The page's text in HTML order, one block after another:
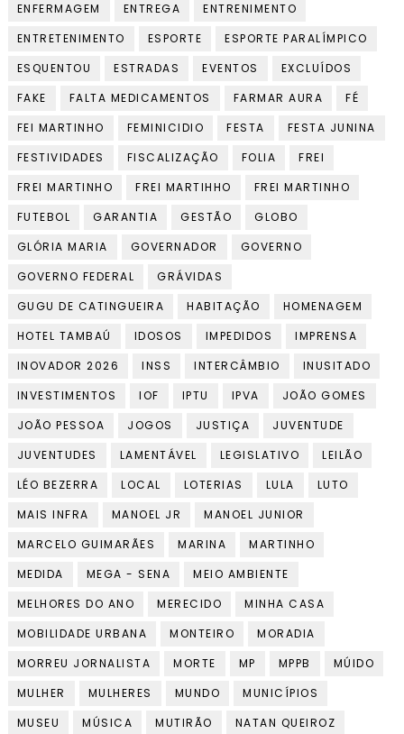
ENFERMAGEM
ENTREGA
ENTRENIMENTO
ENTRETENIMENTO
ESPORTE
ESPORTE PARALÍMPICO
ESQUENTOU
ESTRADAS EVENTOS
EXCLUÍDOS
FAKE
FALTA MEDICAMENTOS FARMAR AURA
FÉ
FEI MARTINHO
FEMINICIDIO FESTA
FESTA JUNINA
FESTIVIDADES
FISCALIZAÇÃO FOLIA
FREI
FREI MARTINHO
FREI MARTIHHO
FREI MARTINHO
FUTEBOL
GARANTIA GESTÃO
GLOBO
GLÓRIA MARIA
GOVERNADOR
GOVERNO
GOVERNO FEDERAL
GRÁVIDAS
GUGU DE CATINGUEIRA
HABITAÇÃO
HOMENAGEM
HOTEL TAMBAÚ
IDOSOS IMPEDIDOS
IMPRENSA
INOVADOR 2026
INSS INTERCÂMBIO
INUSITADO
INVESTIMENTOS
IOF IPTU IPVA
JOÃO GOMES
JOÃO PESSOA
JOGOS JUSTIÇA
JUVENTUDE
JUVENTUDES
LAMENTÁVEL LEGISLATIVO
LEILÃO
LÉO BEZERRA
LOCAL LOTERIAS LULA
LUTO
MAIS INFRA
MANOEL JR
MANOEL JUNIOR
MARCELO GUIMARÃES
MARINA
MARTINHO
MEDIDA
MEGA - SENA
MEIO AMBIENTE
MELHORES DO ANO
MERECIDO
MINHA CASA
MOBILIDADE URBANA
MONTEIRO
MORADIA
MORREU JORNALISTA
MORTE MP MPPB
MÚIDO
MULHER
MULHERES MUNDO
MUNICÍPIOS
MUSEU
MÚSICA MUTIRÃO
NATAN QUEIROZ